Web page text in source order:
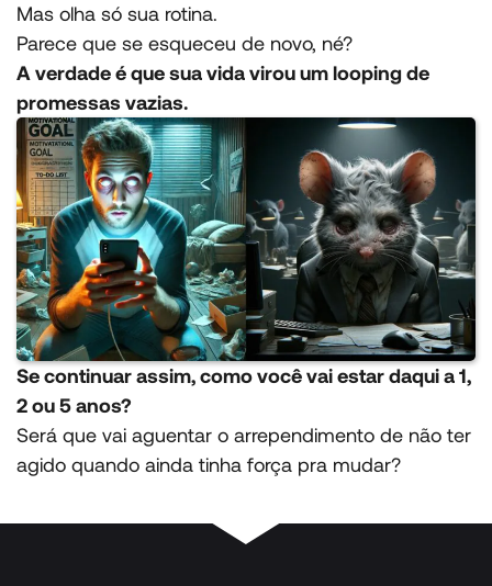
Mas olha só sua rotina.
Parece que se esqueceu de novo, né?
A verdade é que sua vida virou um looping de
promessas vazias.
Se continuar assim, como você vai estar daqui a 1,
2 ou 5 anos?
Será que vai aguentar o arrependimento de não ter
agido quando ainda tinha força pra mudar?